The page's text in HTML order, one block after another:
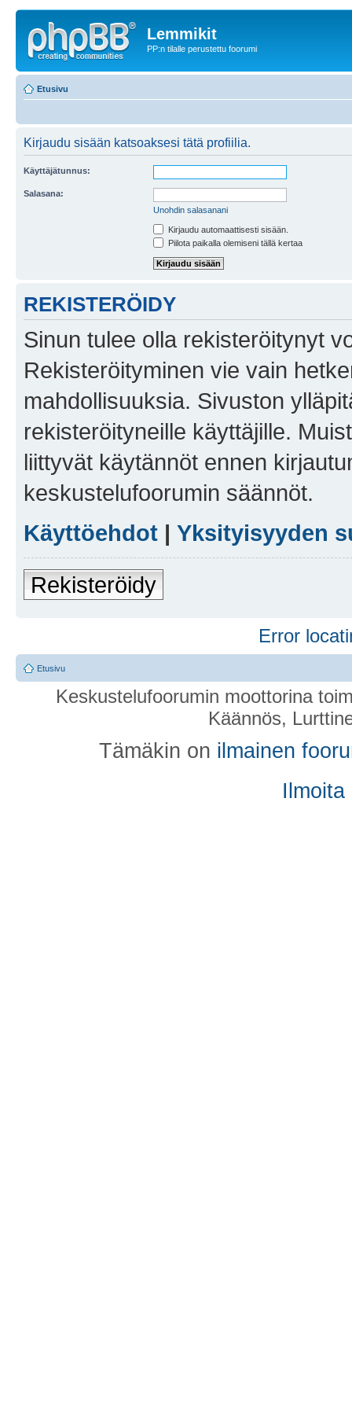
Lemmikit
PP:n tilalle perustettu foorumi
Etusivu
Kirjaudu sisään katsoaksesi tätä profiilia.
Käyttäjätunnus:
Salasana:
Unohdin salasanani
Kirjaudu automaattisesti sisään.
Piilota paikalla olemiseni tällä kertaa
REKISTERÖIDY
Sinun tulee olla rekisteröitynyt
Rekisteröityminen vie vain
mahdollisuuksia. Sivuston
rekisteröityneille käyttäjille.
liittyvät käytännöt ennen
keskustelufoorumin säännöt.
Käyttöehdot | Yksityisyyden
Rekisteröidy
Error
Etusivu
Keskustelufoorumin moottorina
Käännös,
Tämäkin on ilmainen